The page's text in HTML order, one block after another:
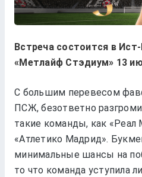
Встреча состоится в
«Метлайф Стэдиум» 13
С большим перевесом
ПСЖ, безответно
такие команды, как
«Атлетико Мадрид».
минимальные шансы на
то что команда уступила